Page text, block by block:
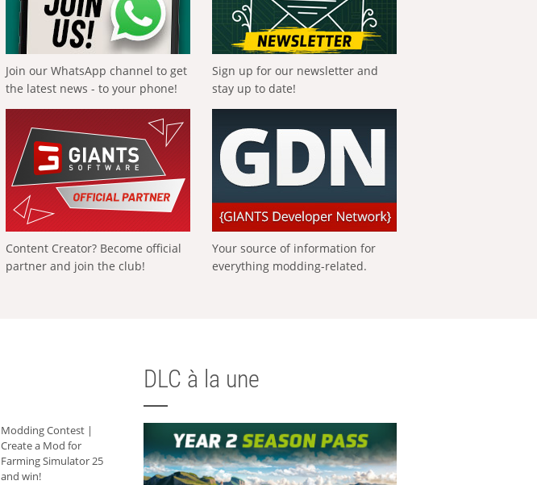
Join our WhatsApp channel to get
the latest news - to your phone!
Sign up for our newsletter and
stay up to date!
Content Creator? Become official
partner and join the club!
Your source of information for
everything modding-related.
Modding Contest |
Create a Mod for
Farming Simulator 25
and win!
DLC à la une